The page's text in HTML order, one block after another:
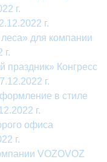
г.
г.
для компании
праздник» Конгресс
г.
в стиле
г.
офиса
г.
VOZOVOZ